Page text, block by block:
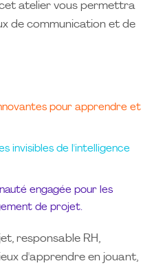
atelier vous permettra
de communication et de
pour apprendre et
invisibles de l'intelligence
engagée pour les
de projet.
responsable RH,
d'apprendre en jouant,